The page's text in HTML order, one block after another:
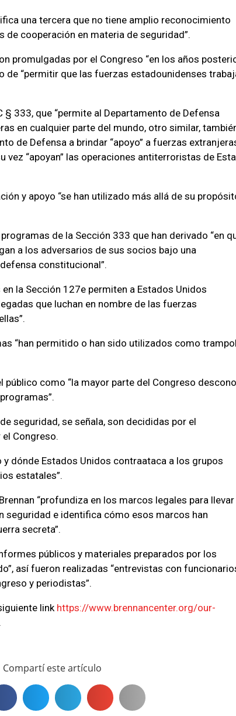
una tercera que no tiene amplio reconocimiento
de cooperación en materia de seguridad”.
promulgadas por el Congreso “en los años
de “permitir que las fuerzas estadounidenses
333, que “permite al Departamento de Defensa
en cualquier parte del mundo, otro similar,
de Defensa a brindar “apoyo” a fuerzas
vez “apoyan” las operaciones antiterroristas de
y apoyo “se han utilizado más allá de su
de la Sección 333 que han derivado “en
a los adversarios de sus socios bajo una
constitucional”.
la Sección 127e permiten a Estados Unidos
que luchan en nombre de las fuerzas
“han permitido o han sido utilizados como
como “la mayor parte del Congreso
seguridad, se señala, son decididas por el
Congreso.
y dónde Estados Unidos contraataca a los grupos
estatales”.
“profundiza en los marcos legales para llevar
seguridad e identifica cómo esos marcos han
secreta”.
públicos y materiales preparados por los
así fueron realizadas “entrevistas con
y periodistas”.
link https://www.brennancenter.org/our-
Compartí este artículo